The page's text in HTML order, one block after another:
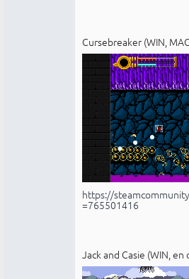
Cursebreaker (WIN,
https://
=765501416
Jack and Casie (WIN,